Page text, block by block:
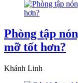
Phòng tập
mỡ tốt hơn?
Khánh Linh